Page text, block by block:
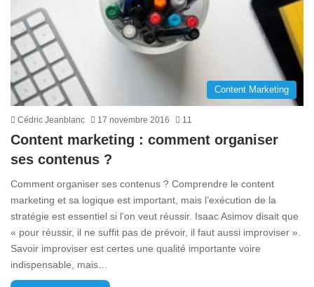
Content Marketing
Cédric Jeanblanc 17 novembre 2016 11
Content marketing : comment organiser
ses contenus ?
Comment organiser ses contenus ? Comprendre le content
marketing et sa logique est important, mais l’exécution de la
stratégie est essentiel si l’on veut réussir. Isaac Asimov disait que
« pour réussir, il ne suffit pas de prévoir, il faut aussi improviser ».
Savoir improviser est certes une qualité importante voire
indispensable, mais…